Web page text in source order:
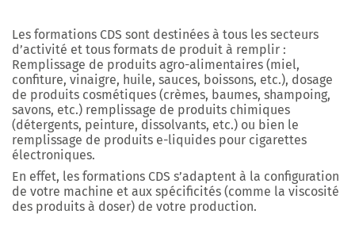
Les formations CDS sont destinées à tous les secteurs
d’activité et tous formats de produit à remplir :
Remplissage de produits agro-alimentaires (miel,
confiture, vinaigre, huile, sauces, boissons, etc.), dosage
de produits cosmétiques (crèmes, baumes, shampoing,
savons, etc.) remplissage de produits chimiques
(détergents, peinture, dissolvants, etc.) ou bien le
remplissage de produits e-liquides pour cigarettes
électroniques.
En effet, les formations CDS s’adaptent à la configuration
de votre machine et aux spécificités (comme la viscosité
des produits à doser) de votre production.